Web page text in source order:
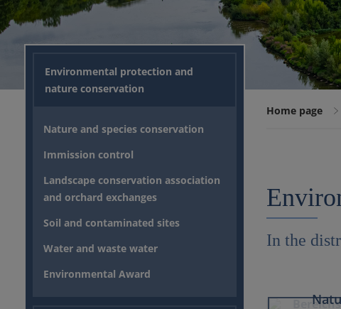
Environmental protection and
nature conservation
Nature and species conservation
Immission control
Landscape conservation association
and orchard exchanges
Soil and contaminated sites
Water and waste water
Environmental Award
Home page
In the